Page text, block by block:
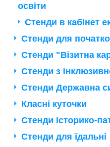
освіти
Стенди в кабінет
Стенди для
Стенди "Візитна
Стенди з
Стенди Державна
Класні куточки
Стенди історико-
Стенди для їдальні